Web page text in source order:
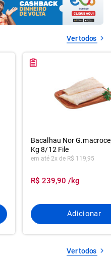
Ver todos
Bacalhau Nor
Kg 8/12 File
em até 2x de R$ 119,95
R$ 239,90 /kg
Adicionar
Ver todos